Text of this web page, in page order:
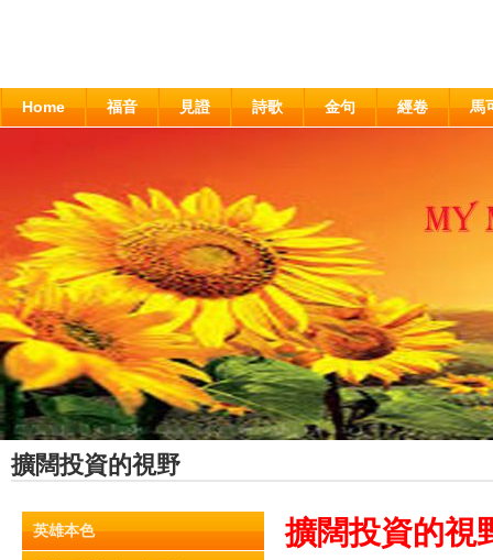
Home 福音 見證 詩歌 金句 經卷 馬
擴闊投資的視野
英雄本色 擴闊投資的視